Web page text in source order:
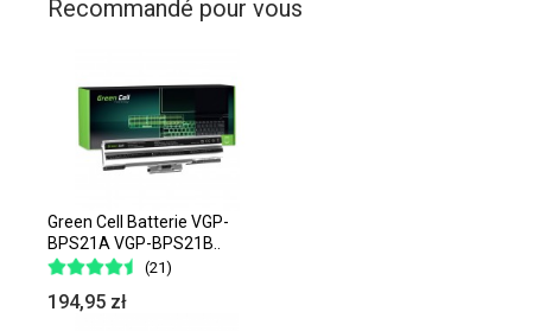
Recommandé pour vous
Green Cell Batterie VGP-
BPS21A VGP-BPS21B..
(21)
194,95 zł